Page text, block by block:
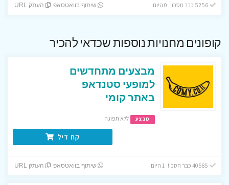
5256 כבר חסכו! 0 היום שיתוף בוואטסאפ העתק URL
קופונים מחנויות נוספות שכדאי להכיר
מבצעים מתחדשים
למופעי סטנדאפ
באתר קומי
מבצע ללא תפוגה
קח דיל
שיתוף בוואטסאפ העתק URL